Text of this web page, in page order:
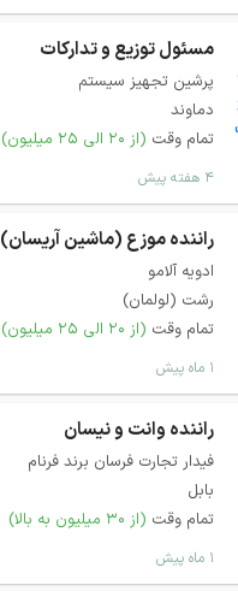
مسئول توزیع و تدارکات
پرشین تجهیز سیستم
دماوند
تمام وقت (از ۲۰ الی ۲۵ میلیون)
۴ هفته پیش
راننده موزع (ماشین آریسان)
ادویه آلامو
رشت (لولمان)
تمام وقت (از ۲۰ الی ۲۵ میلیون)
۱ ماه پیش
راننده وانت و نیسان
فیدار تجارت فرسان برند فرنام
بابل
تمام وقت (از ۳۰ میلیون به بالا)
۱ ماه پیش